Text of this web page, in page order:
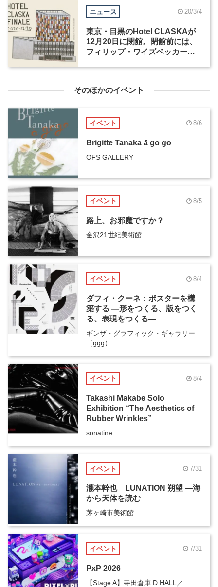
ニュース 20/3/4
東京・目黒のHotel CLASKAが
12月20日に閉館。閉館前には、
フィリップ・ワイズベッカーの
そのほかのイベント
イベント 8/6
Brigitte Tanaka ā go go
OFS GALLERY
イベント 8/5
路上、お邪魔ですか？
金沢21世紀美術館
イベント 8/4
ダフィ・クーネ：ポスターを構
築する ―形をつくる、版をつく
る、表現をつくる―
ギンザ・グラフィック・ギャラリー
（ggg）
イベント 8/4
Takashi Makabe Solo
Exhibition “The Aesthetics of
Rubber Wrinkles”
sonatine
イベント 7/31
瀧本幹也 LUNATION 朔望 ―海
から天体を読む
茅ヶ崎市美術館
イベント 7/31
PxP 2026
【Stage A】寺田倉庫 D HALL／